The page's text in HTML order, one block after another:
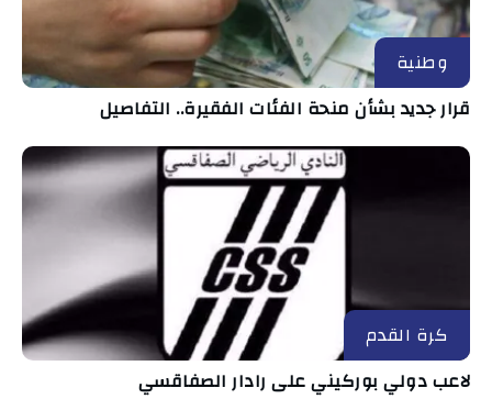
وطنية
قرار جديد بشأن منحة الفئات الفقيرة.. التفاصيل
كرة القدم
لاعب دولي بوركيني على رادار الصفاقسي